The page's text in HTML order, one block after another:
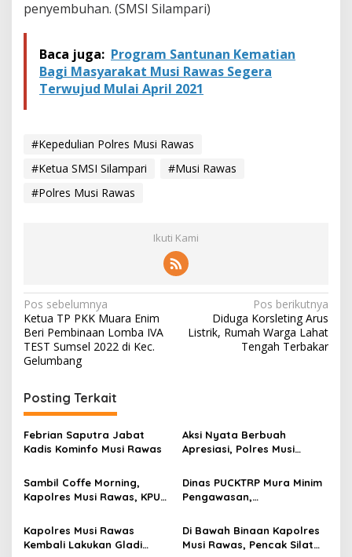
penyembuhan. (SMSI Silampari)
Baca juga: Program Santunan Kematian
Bagi Masyarakat Musi Rawas Segera
Terwujud Mulai April 2021
#Kepedulian Polres Musi Rawas
#Ketua SMSI Silampari
#Musi Rawas
#Polres Musi Rawas
Ikuti Kami
N
a
v
i
g
a
s
i
p
o
s
Pos sebelumnya
Ketua TP PKK Muara Enim
Beri Pembinaan Lomba IVA
TEST Sumsel 2022 di Kec.
Gelumbang
Pos berikutnya
Diduga Korsleting Arus
Listrik, Rumah Warga Lahat
Tengah Terbakar
Posting Terkait
Febrian Saputra Jabat
Kadis Kominfo Musi Rawas
Aksi Nyata Berbuah
Apresiasi, Polres Musi
Penghargaan Bergengsi di
Hari Bhayangkara ke-79
Sambil Coffe Morning,
Kapolres Musi Rawas, KPU
Pilkada Damai dan
Menjaga Situasi Kamtibmas
Dinas PUCKTRP Mura Minim
Pengawasan,
Kurang Volume dan Denda
Rp288 Juta
Kapolres Musi Rawas
Kembali Lakukan Gladi
Di Bawah Binaan Kapolres
Musi Rawas, Pencak Silat